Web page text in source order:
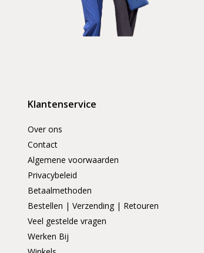
Klantenservice
Over ons
Contact
Algemene voorwaarden
Privacybeleid
Betaalmethoden
Bestellen | Verzending | Retouren
Veel gestelde vragen
Werken Bij